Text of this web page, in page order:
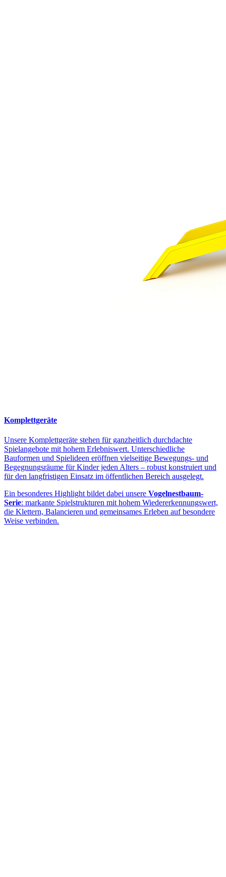
Komplettgeräte
Unsere Komplettgeräte stehen für ganzheitlich durchdachte
Spielangebote mit hohem Erlebniswert. Unterschiedliche
Bauformen und Spielideen eröffnen vielseitige Bewegungs- und
Begegnungsräume für Kinder jeden Alters – robust konstruiert und
für den langfristigen Einsatz im öffentlichen Bereich ausgelegt.
Ein besonderes Highlight bildet dabei unsere Vogelnestbaum-
Serie: markante Spielstrukturen mit hohem Wiedererkennungswert,
die Klettern, Balancieren und gemeinsames Erleben auf besondere
Weise verbinden.